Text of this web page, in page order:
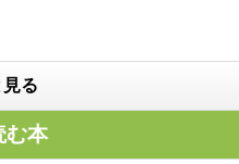
見る
む本